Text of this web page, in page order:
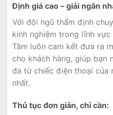
Định giá cao – giải ngân
Với đội ngũ thẩm định
kinh nghiệm trong lĩnh
Tâm luôn cam kết đưa ra
cho khách hàng, giúp bạn
đa từ chiếc điện thoại của
nhất.
Thủ tục đơn giản, chỉ cần: